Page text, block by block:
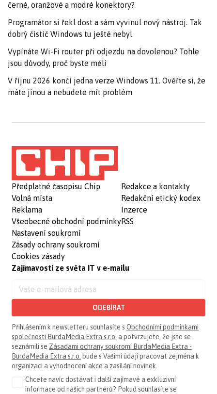
černé, oranžové a modré konektory?
Programátor si řekl dost a sám vyvinul nový nástroj. Tak
dobrý čistič Windows tu ještě nebyl
Vypínáte Wi-Fi router při odjezdu na dovolenou? Tohle
jsou důvody, proč byste měli
V říjnu 2026 končí jedna verze Windows 11. Ověřte si, že
máte jinou a nebudete mít problém
Předplatné časopisu Chip
Volná místa
Reklama
Všeobecné obchodní podmínky
Nastavení soukromí
Zásady ochrany soukromí
Cookies zásady
Redakce a kontakty
Redakční etický kodex
Inzerce
RSS
Zajímavosti ze světa IT v e-mailu
ODEBÍRAT
Přihlášením k newsletteru souhlasíte s Obchodními podmínkami
společnosti BurdaMedia Extra s.r.o. a potvrzujete, že jste se
seznámili se Zásadami ochrany soukromí BurdaMedia Extra -
BurdaMedia Extra s.r.o. bude s Vašimi údaji pracovat zejména k
organizaci a vyhodnocení akce a zasílání novinek.
Chcete navíc dostávat i další zajímavé a exkluzivní
informace od našich partnerů? Pokud souhlasíte se